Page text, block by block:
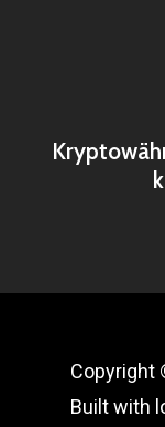
Copyright
Built with